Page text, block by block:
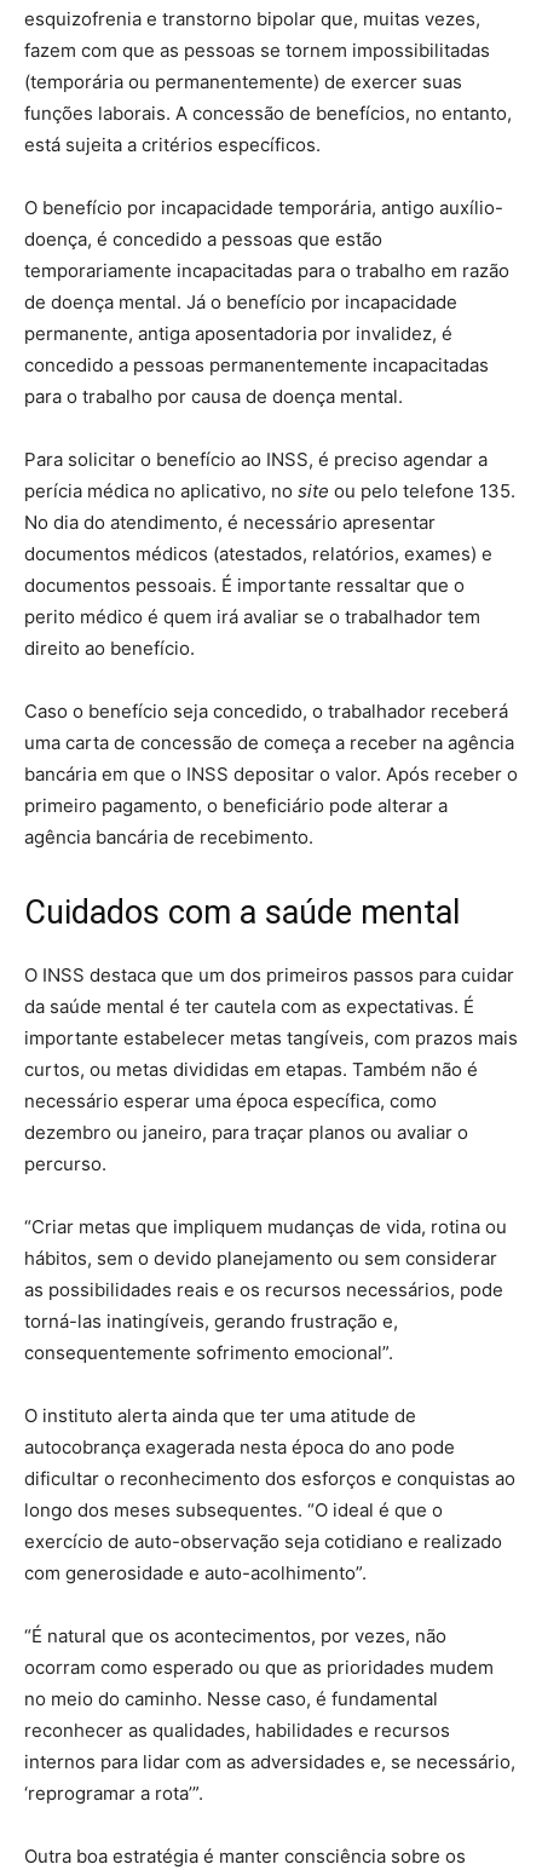
esquizofrenia e transtorno bipolar que, muitas vezes,
fazem com que as pessoas se tornem impossibilitadas
(temporária ou permanentemente) de exercer suas
funções laborais. A concessão de benefícios, no entanto,
está sujeita a critérios específicos.
O benefício por incapacidade temporária, antigo auxílio-
doença, é concedido a pessoas que estão
temporariamente incapacitadas para o trabalho em razão
de doença mental. Já o benefício por incapacidade
permanente, antiga aposentadoria por invalidez, é
concedido a pessoas permanentemente incapacitadas
para o trabalho por causa de doença mental.
Para solicitar o benefício ao INSS, é preciso agendar a
perícia médica no aplicativo, no site ou pelo telefone 135.
No dia do atendimento, é necessário apresentar
documentos médicos (atestados, relatórios, exames) e
documentos pessoais. É importante ressaltar que o
perito médico é quem irá avaliar se o trabalhador tem
direito ao benefício.
Caso o benefício seja concedido, o trabalhador receberá
uma carta de concessão de começa a receber na agência
bancária em que o INSS depositar o valor. Após receber o
primeiro pagamento, o beneficiário pode alterar a
agência bancária de recebimento.
Cuidados com a saúde mental
O INSS destaca que um dos primeiros passos para cuidar
da saúde mental é ter cautela com as expectativas. É
importante estabelecer metas tangíveis, com prazos mais
curtos, ou metas divididas em etapas. Também não é
necessário esperar uma época específica, como
dezembro ou janeiro, para traçar planos ou avaliar o
percurso.
“Criar metas que impliquem mudanças de vida, rotina ou
hábitos, sem o devido planejamento ou sem considerar
as possibilidades reais e os recursos necessários, pode
torná-las inatingíveis, gerando frustração e,
consequentemente sofrimento emocional”.
O instituto alerta ainda que ter uma atitude de
autocobrança exagerada nesta época do ano pode
dificultar o reconhecimento dos esforços e conquistas ao
longo dos meses subsequentes. “O ideal é que o
exercício de auto-observação seja cotidiano e realizado
com generosidade e auto-acolhimento”.
“É natural que os acontecimentos, por vezes, não
ocorram como esperado ou que as prioridades mudem
no meio do caminho. Nesse caso, é fundamental
reconhecer as qualidades, habilidades e recursos
internos para lidar com as adversidades e, se necessário,
‘reprogramar a rota’”.
Outra boa estratégia é manter consciência sobre os